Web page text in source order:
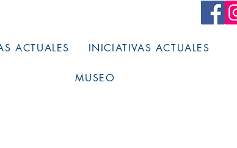
ACTUALES INICIATIVAS ACTUALES
MUSEO